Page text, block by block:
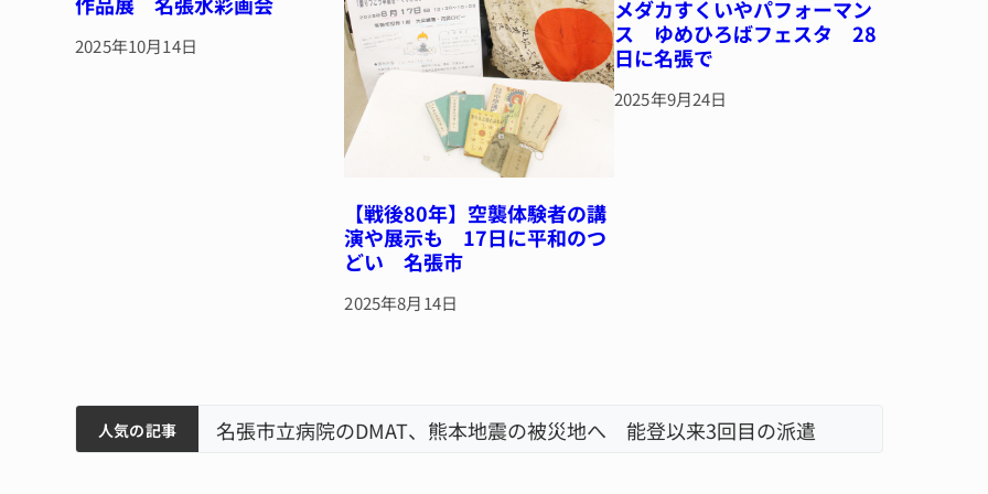
2025年10月14日
【戦後80年】空襲体験者の講
演や展示も 17日に平和のつ
どい 名張市
2025年8月14日
メダカすくいやパフォーマン
ス ゆめひろばフェスタ 28
日に名張で
2025年9月24日
人気の記事
ィアで清掃 伊賀 名張市立病院のDMAT、熊本地震の被災地へ 能登以来3回目の派遣